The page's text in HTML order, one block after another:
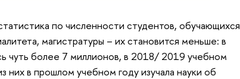
по численности студентов, обучающихся
магистратуры – их становится меньше: в
чуть более 7 миллионов, в 2018/ 2019 учебном
них в прошлом учебном году изучала науки об